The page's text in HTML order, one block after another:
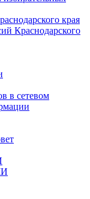
края
Краснодарского
в сетевом